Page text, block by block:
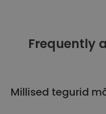
Frequently
Millised tegurid